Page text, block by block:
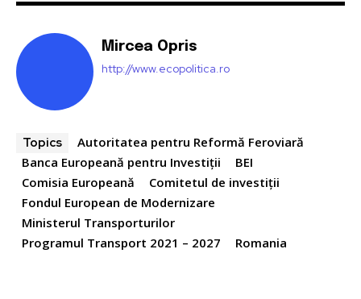
Mircea Opris
http://www.ecopolitica.ro
Topics
Autoritatea pentru Reformă Feroviară
Banca Europeană pentru Investiţii
BEI
Comisia Europeană
Comitetul de investiţii
Fondul European de Modernizare
Ministerul Transporturilor
Programul Transport 2021 – 2027
Romania